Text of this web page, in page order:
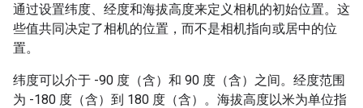
通过设置纬度、经度和海拔高度来定义相机的初始位置。这
些值共同决定了相机的位置，而不是相机指向或居中的位
置。
纬度可以介于 -90 度（含）和 90 度（含）之间。经度范围
为 -180 度（含）到 180 度（含）。海拔高度以米为单位指